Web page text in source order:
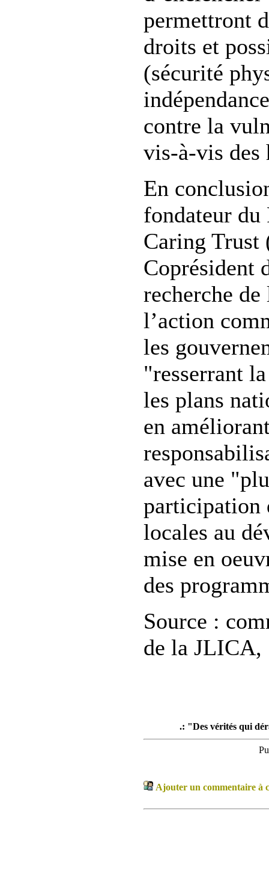
permettront
droits et
(sécurité
contre la
vis-à-vis des
En
fondateur
Caring Trust
Coprésident
recherche
l’action
les
"resserrant
les plans
en
avec une
participation
locales au
mise en
des
Source :
de la JLICA,
.: "Des vérités qui
Ajouter un commentaire à